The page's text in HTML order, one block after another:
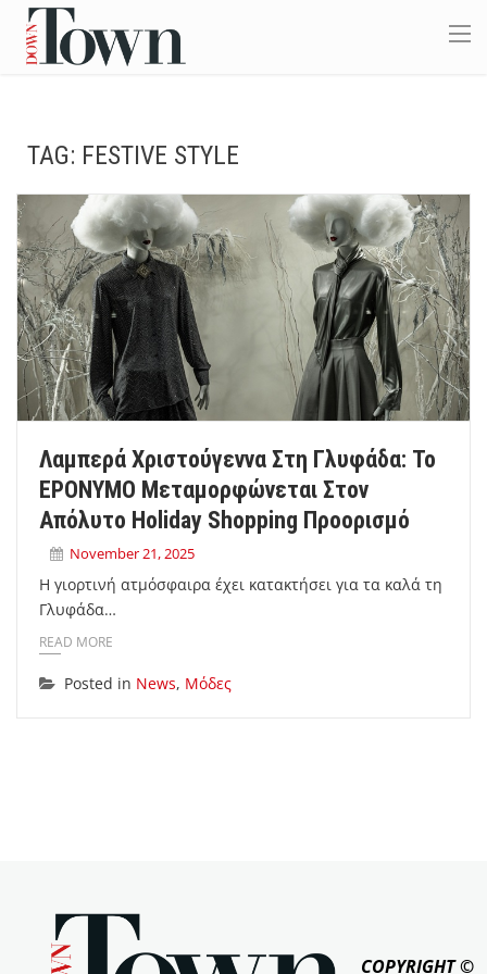
TAG: FESTIVE STYLE
Λαμπερά Χριστούγεννα Στη Γλυφάδα: Το
EPONYMO Μεταμορφώνεται Στον
Απόλυτο Holiday Shopping Προορισμό
November 21, 2025
Η γιορτινή ατμόσφαιρα έχει κατακτήσει για τα καλά τη
Γλυφάδα…
READ MORE
Posted in News, Μόδες
COPYRIGHT ©